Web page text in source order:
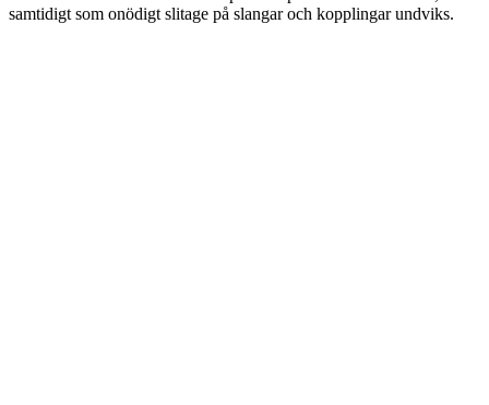
samtidigt som onödigt slitage på slangar och kopplingar undviks.